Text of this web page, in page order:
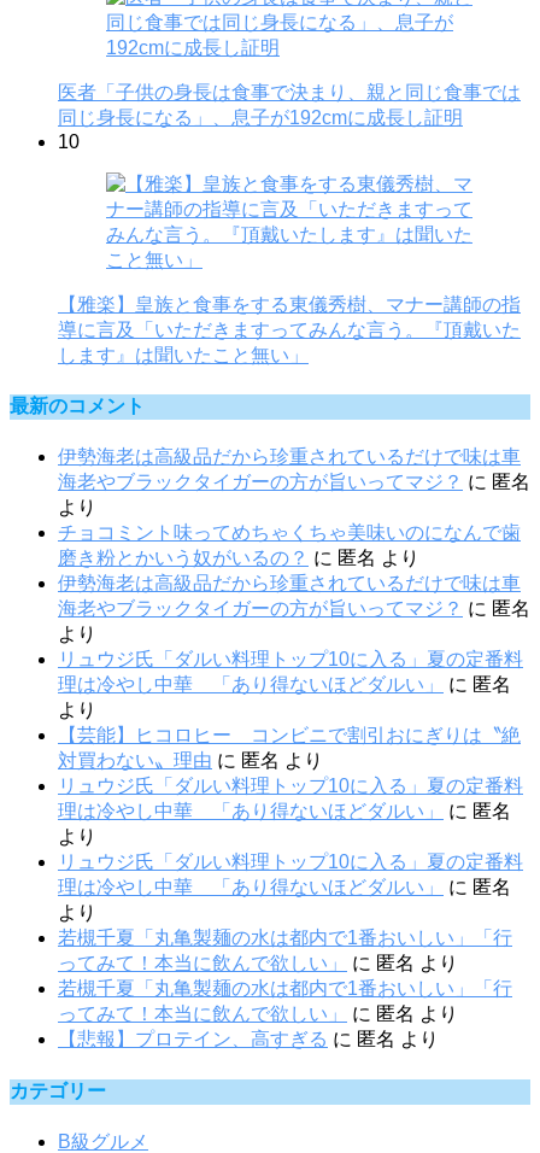
医者「子供の身長は食事で決まり、親と同じ食事では
同じ身長になる」、息子が192cmに成長し証明
10
【雅楽】皇族と食事をする東儀秀樹、マナー講師の指
導に言及「いただきますってみんな言う。『頂戴いた
します』は聞いたこと無い」
最新のコメント
伊勢海老は高級品だから珍重されているだけで味は車
海老やブラックタイガーの方が旨いってマジ？ に 匿名
より
チョコミント味ってめちゃくちゃ美味いのになんで歯
磨き粉とかいう奴がいるの？ に 匿名 より
伊勢海老は高級品だから珍重されているだけで味は車
海老やブラックタイガーの方が旨いってマジ？ に 匿名
より
リュウジ氏「ダルい料理トップ10に入る」夏の定番料
理は冷やし中華 「あり得ないほどダルい」
に 匿名
より
【芸能】ヒコロヒー コンビニで割引おにぎりは〝絶
対買わない〟理由 に 匿名 より
リュウジ氏「ダルい料理トップ10に入る」夏の定番料
理は冷やし中華 「あり得ないほどダルい」
に 匿名
より
リュウジ氏「ダルい料理トップ10に入る」夏の定番料
理は冷やし中華 「あり得ないほどダルい」
に 匿名
より
若槻千夏「丸亀製麺の水は都内で1番おいしい」「行
ってみて！本当に飲んで欲しい」
に 匿名 より
若槻千夏「丸亀製麺の水は都内で1番おいしい」「行
ってみて！本当に飲んで欲しい」
に 匿名 より
【悲報】プロテイン、高すぎる に 匿名 より
カテゴリー
B級グルメ